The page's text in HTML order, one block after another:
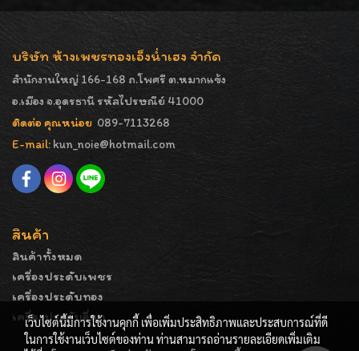
บริษัท ห้างเพชรทองเอ็งน่ำเฮง จำกัด
สำนักงานใหญ่ 166-168 ถ.โพศรี ต.หมากแข้ง
อ.เมือง จ.อุดรธานี รหัสไปรษณีย์ 41000
ติดต่อ คุณหน่อย 089-7113268
E-mail: kun_noie@hotmail.com
สินค้า
สินค้าทั้งหมด
เครื่องประดับเพชร
เครื่องประดับทอง
เครื่องประดับอื่นๆ
เว็บไซต์นี้มีการใช้งานคุกกี้ เพื่อเพิ่มประสิทธิภาพและประสบการณ์ที่ดี
ในการใช้งานเว็บไซต์ของท่าน ท่านสามารถอ่านรายละเอียดเพิ่มเติม